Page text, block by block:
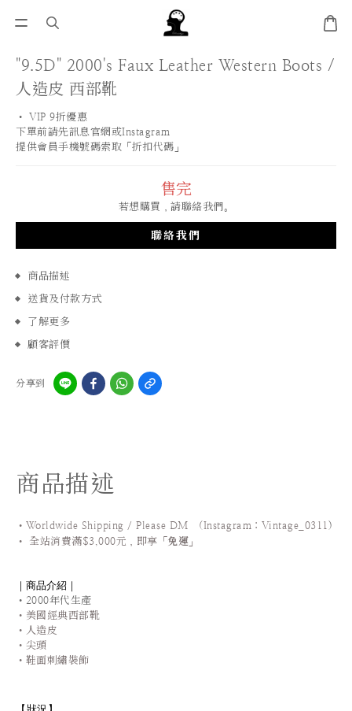
"9.5D" 2000's Faux Leather Western Boots /
人造皮 西部靴
• VIP 9折優惠
下單前請先訊息官網或Instagram
提供會員手機號碼索取「折扣代碼」
售完
若想購買，請聯絡我們。
聯絡我們
商品描述
送貨及付款方式
了解更多
顧客評價
分享到
商品描述
•Worldwide Shipping / Please DM (Instagram：Vintage_0311 )
•
全站消費滿$3,000元，即享「 免運 」
｜商品介紹｜
•2000年代生產
•美國經典西部靴
•人造皮
•尖頭
•鞋面刺繡裝飾